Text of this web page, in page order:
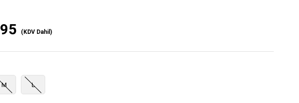
(KDV Dahil)
M L